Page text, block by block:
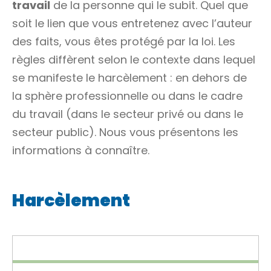
travail de la personne qui le subit. Quel que
soit le lien que vous entretenez avec l’auteur
des faits, vous êtes protégé par la loi. Les
règles diffèrent selon le contexte dans lequel
se manifeste le harcèlement : en dehors de
la sphère professionnelle ou dans le cadre
du travail (dans le secteur privé ou dans le
secteur public). Nous vous présentons les
informations à connaître.
Harcèlement